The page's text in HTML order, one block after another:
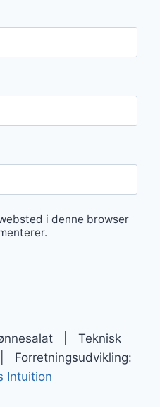
i denne browser
| Teknisk
Forretningsudvikling:
Intuition